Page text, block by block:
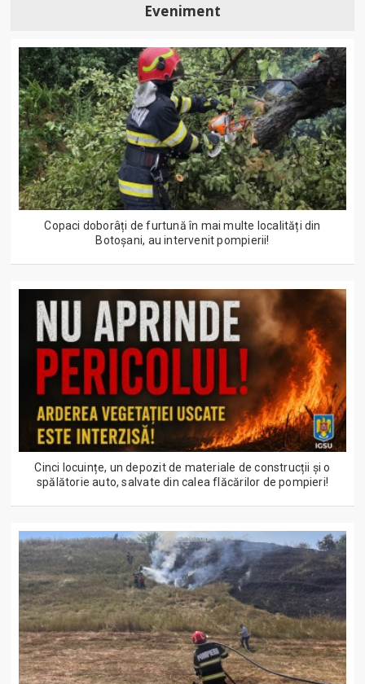
Eveniment
Copaci doborâți de furtună în mai multe localități din
Botoșani, au intervenit pompierii!
Cinci locuințe, un depozit de materiale de construcții și o
spălătorie auto, salvate din calea flăcărilor de pompieri!